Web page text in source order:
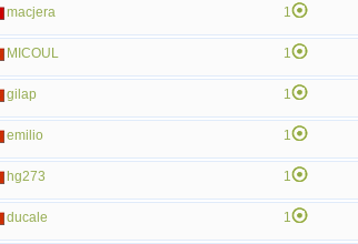
macjera 1
MICOUL 1
gilap 1
emilio 1
hg273 1
ducale 1